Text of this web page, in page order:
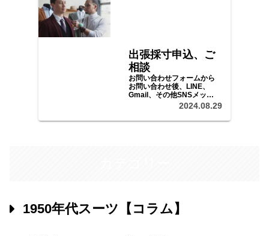
出張採寸申込、ご
相談
お問い合わせフォームから
お問い合わせ後、LINE、
Gmail、その他SNSメッセ
ージ等で、ご予算、ご希望
等をご調整の上、採寸、ご
2024.08.29
1950年代スーツ【コラム】